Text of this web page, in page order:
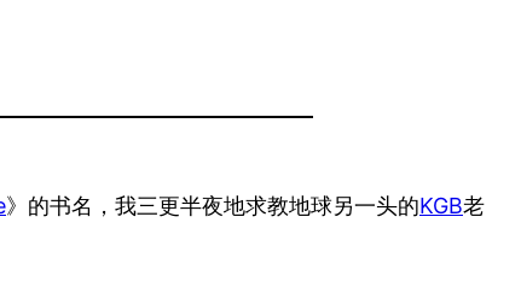
》的书名，我三更半夜地求教地球另一头的KGB老